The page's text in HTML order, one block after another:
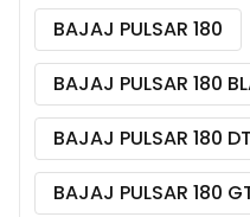
BAJAJ PULSAR 180
BAJAJ PULSAR 180
BAJAJ PULSAR 180
BAJAJ PULSAR 180